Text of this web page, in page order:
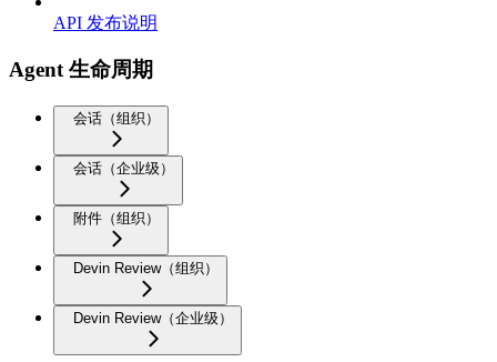
API 发布说明
Agent 生命周期
会话（组织）
会话（企业级）
附件（组织）
Devin Review（组织）
Devin Review（企业级）